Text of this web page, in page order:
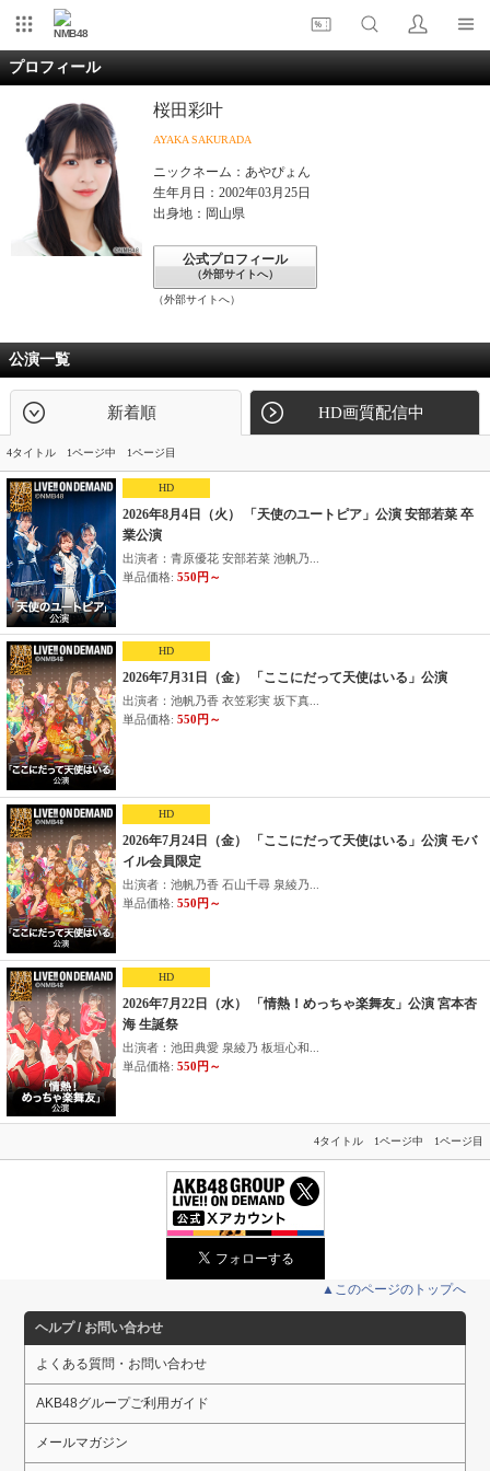
NMB48
プロフィール
桜田彩叶
AYAKA SAKURADA
ニックネーム：あやぴょん
生年月日：2002年03月25日
出身地：岡山県
公式プロフィール
（外部サイトへ）
（外部サイトへ）
公演一覧
新着順 HD画質配信中
4タイトル 1ページ中 1ページ目
HD
2026年8月4日（火） 「天使のユートピア」公演 安部若菜 卒
業公演
出演者：青原優花 安部若菜 池帆乃...
単品価格: 550円～
HD
2026年7月31日（金） 「ここにだって天使はいる」公演
出演者：池帆乃香 衣笠彩実 坂下真...
単品価格: 550円～
HD
2026年7月24日（金） 「ここにだって天使はいる」公演 モバ
イル会員限定
出演者：池帆乃香 石山千尋 泉綾乃...
単品価格: 550円～
HD
2026年7月22日（水） 「情熱！めっちゃ楽舞友」公演 宮本杏
海 生誕祭
出演者：池田典愛 泉綾乃 板垣心和...
単品価格: 550円～
4タイトル 1ページ中 1ページ目
▲このページのトップへ
ヘルプ / お問い合わせ
よくある質問・お問い合わせ
AKB48グループご利用ガイド
メールマガジン